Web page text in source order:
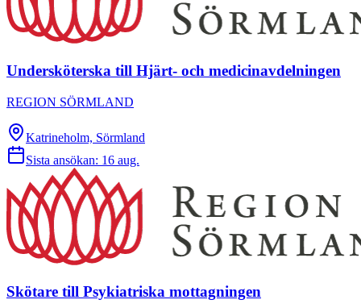
Undersköterska till Hjärt- och medicinavdelningen
REGION SÖRMLAND
Katrineholm, Sörmland
Sista ansökan: 16 aug.
Skötare till Psykiatriska mottagningen